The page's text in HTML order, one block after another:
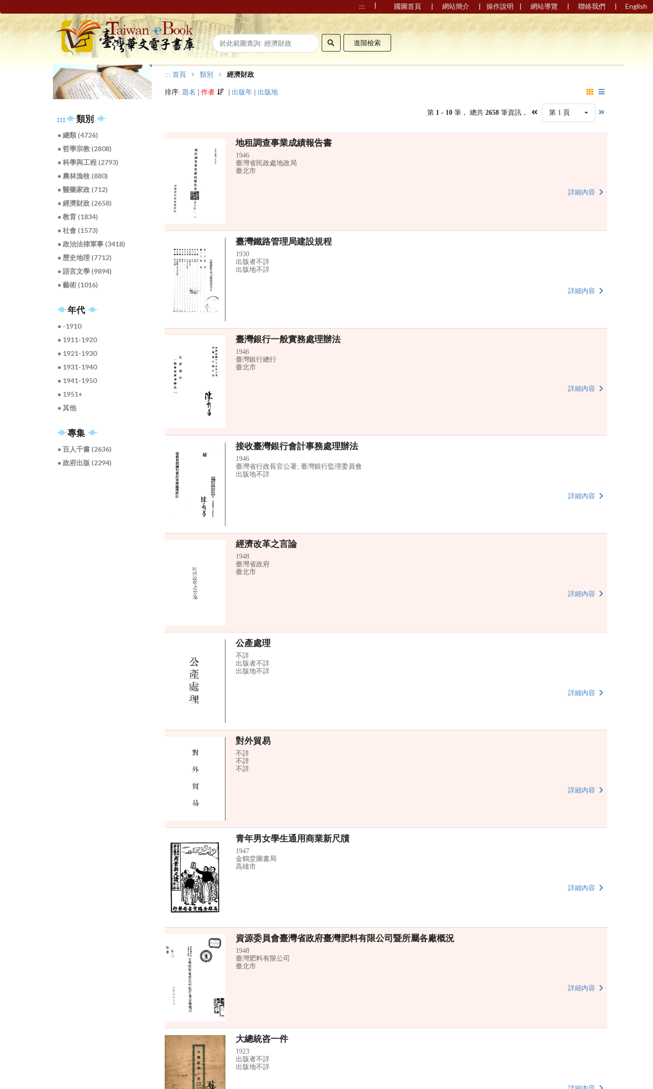
::: | 國圖首頁 | 網站簡介 | 操作說明 | 網站導覽 | 聯絡我們 | English
進階檢索
::: 類別
● 總類 (4726)
● 哲學宗教 (2808)
● 科學與工程 (2793)
● 農林漁牧 (880)
● 醫藥家政 (712)
● 經濟財政 (2658)
● 教育 (1834)
● 社會 (1573)
● 政治法律軍事 (3418)
● 歷史地理 (7712)
● 語言文學 (9894)
● 藝術 (1016)
年代
● -1910
● 1911-1920
● 1921-1930
● 1931-1940
● 1941-1950
● 1951+
● 其他
專集
● 百人千書 (2636)
● 政府出版 (2294)
::: 首頁 類別 經濟財政
排序: 題名 |作者 出版年 出版地
第 1 - 10筆， 總共2658 筆資訊， 第 1 頁
地租調查事業成績報告書
1946
臺灣省民政處地政局
臺北市
詳細內容
臺灣鐵路管理局建設規程
1930
出版者不詳
出版地不詳
詳細內容
臺灣銀行一般實務處理辦法
1946
臺灣銀行總行
臺北市
詳細內容
接收臺灣銀行會計事務處理辦法
1946
臺灣省行政長官公署; 臺灣銀行監理委員會
出版地不詳
詳細內容
經濟改革之言論
1948
臺灣省政府
臺北市
詳細內容
公產處理
不詳
出版者不詳
出版地不詳
詳細內容
對外貿易
不詳
不詳
不詳
詳細內容
青年男女學生通用商業新尺牘
1947
金鶴堂圖書局
高雄市
詳細內容
資源委員會臺灣省政府臺灣肥料有限公司暨所屬各廠概況
1948
臺灣肥料有限公司
臺北市
詳細內容
大總統咨一件
1923
出版者不詳
出版地不詳